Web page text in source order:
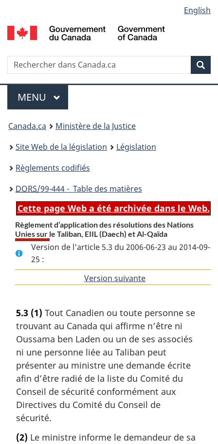
au
contenu
propos
de
la
HTML
simplifiée
selection
English
Recherche
Menu
MENU PRINCIPAL
You
are
here:
Canada.ca
Ministère de la Justice
Site Web de la législation
Législation
Règlements codifiés
DORS/99-444 - Table des matières
Cette page Web a été archivée dans le Web.
Règlement d’application des résolutions des Nations
Unies sur le Taliban, EIIL (Daech) et Al-Qaïda
Version de l'article 5.3 du 2006-06-23 au 2014-09-
25 :
Version suivante
5.3 (1) Tout Canadien ou toute personne se
trouvant au Canada qui affirme n’être ni
Oussama ben Laden ou un de ses associés
ni une personne liée au Taliban peut
présenter au ministre une demande écrite
afin d’être radié de la liste du Comité du
Conseil de sécurité conformément aux
Directives du Comité du Conseil de
sécurité.
(2) Le ministre informe le demandeur de sa